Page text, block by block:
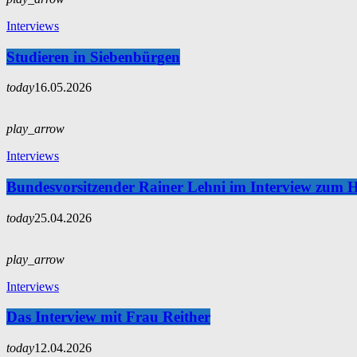
Interviews
Studieren in Siebenbürgen
today16.05.2026
play_arrow
Interviews
Bundesvorsitzender Rainer Lehni im Interview zum
today25.04.2026
play_arrow
Interviews
Das Interview mit Frau Reither
today12.04.2026